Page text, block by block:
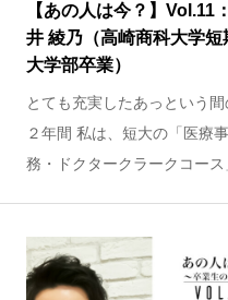
【あの人は今？】Vol.11
井 綾乃（高崎商科大学短
大学部卒業）
とても充実したあっという間
２年間 私は、短大の「医療事
務・ドクタークラークコース